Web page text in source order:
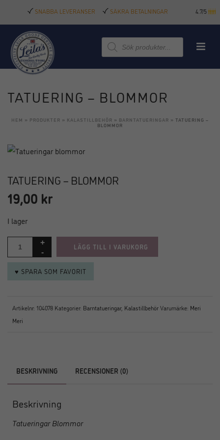
SNABBA LEVERANSER SÄKRA BETALNINGAR 4.7/5
Produktsökning
TATUERING – BLOMMOR
HEM » PRODUKTER » KALASTILLBEHÖR » BARNTATUERINGAR » TATUERING –
BLOMMOR
TATUERING – BLOMMOR
19,00 kr
I lager
LÄGG TILL I VARUKORG
♥ SPARA SOM FAVORIT
Artikelnr: 104078 Kategorier: Barntatueringar, KalastillbehörVarumärke: Meri
Meri
BESKRIVNING RECENSIONER (0)
Beskrivning
Tatueringar Blommor